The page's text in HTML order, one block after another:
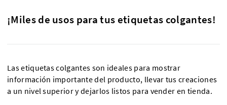
¡Miles de usos para tus etiquetas colgantes!
Las etiquetas colgantes son ideales para mostrar
información importante del producto, llevar tus creaciones
a un nivel superior y dejarlos listos para vender en tienda.